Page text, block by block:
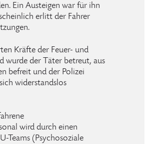
Ein Austeigen war für ihn
erlitt der Fahrer
Kräfte der Feuer- und
wurde der Täter betreut, aus
befreit und der Polizei
widerstandslos
wird durch einen
Teams (Psychosoziale